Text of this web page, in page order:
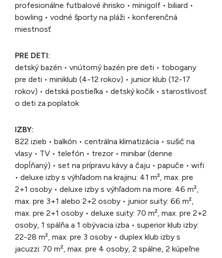
profesionálne futbalové ihrisko • minigolf • biliard •
bowling • vodné športy na pláži • konferenčná
miestnosť
PRE DETI:
detský bazén • vnútorný bazén pre deti • tobogany
pre deti • miniklub (4-12 rokov) • junior klub (12-17
rokov) • detská postieľka • detský kočík • starostlivosť
o deti za poplatok
IZBY:
822 izieb • balkón • centrálna klimatizácia • sušič na
vlasy • TV • telefón • trezor • minibar (denne
dopĺňaný) • set na prípravu kávy a čaju • papuče • wifi
• deluxe izby s výhľadom na krajinu: 41 m², max. pre
2+1 osoby • deluxe izby s výhľadom na more: 46 m²,
max. pre 3+1 alebo 2+2 osoby • junior suity: 66 m²,
max. pre 2+1 osoby • deluxe suity: 70 m², max. pre 2+2
osoby, 1 spálňa a 1 obývacia izba • superior klub izby:
22-28 m², max. pre 3 osoby • duplex klub izby s
jacuzzi: 70 m², max. pre 4 osoby, 2 spálne, 2 kúpeľne